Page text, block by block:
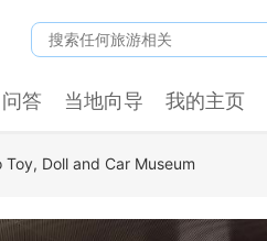
问答 当地向导 我的主页
Toy, Doll and Car Museum